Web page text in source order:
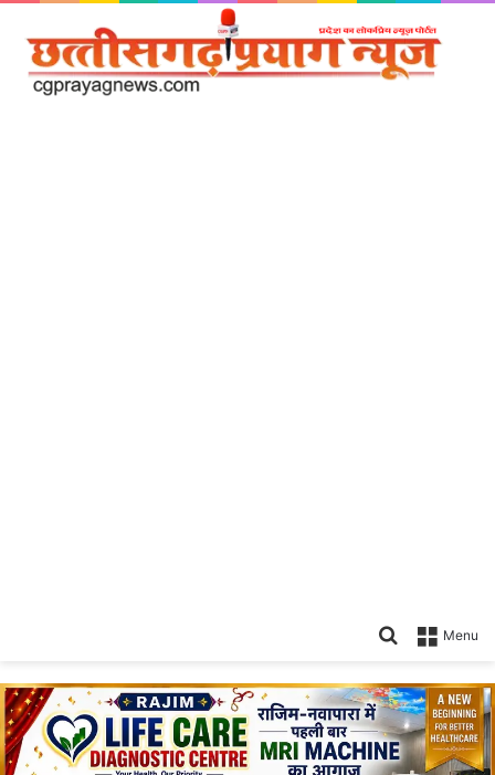
Menu
Search